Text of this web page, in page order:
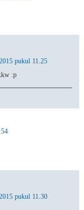
pukul 11.25
:p
pukul 11.30